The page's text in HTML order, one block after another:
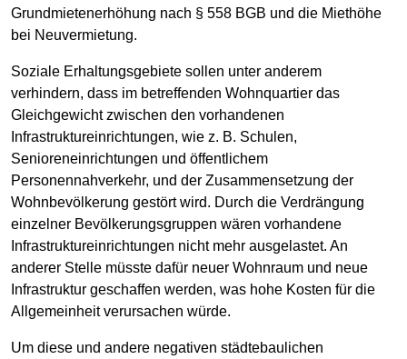
Grundmietenerhöhung nach § 558 BGB und die Miethöhe
bei Neuvermietung.
Soziale Erhaltungsgebiete sollen unter anderem
verhindern, dass im betreffenden Wohnquartier das
Gleichgewicht zwischen den vorhandenen
Infrastruktureinrichtungen, wie z. B. Schulen,
Senioreneinrichtungen und öffentlichem
Personennahverkehr, und der Zusammensetzung der
Wohnbevölkerung gestört wird. Durch die Verdrängung
einzelner Bevölkerungsgruppen wären vorhandene
Infrastruktureinrichtungen nicht mehr ausgelastet. An
anderer Stelle müsste dafür neuer Wohnraum und neue
Infrastruktur geschaffen werden, was hohe Kosten für die
Allgemeinheit verursachen würde.
Um diese und andere negativen städtebaulichen